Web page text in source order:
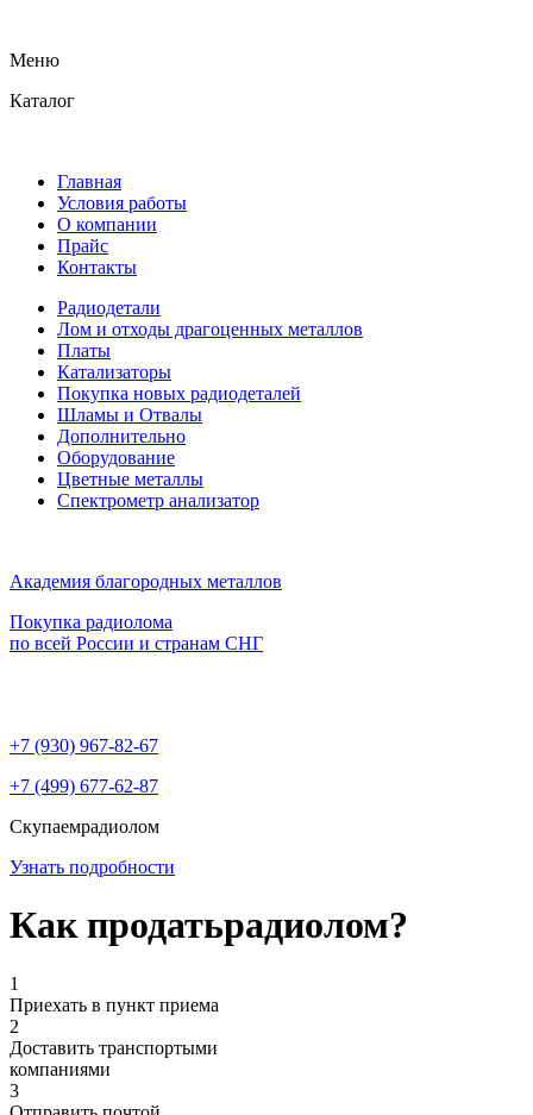
Меню
Каталог
Главная
Условия работы
О компании
Прайс
Контакты
Радиодетали
Лом и отходы драгоценных металлов
Платы
Катализаторы
Покупка новых радиодеталей
Шламы и Отвалы
Дополнительно
Оборудование
Цветные металлы
Спектрометр анализатор
Академия благородных металлов
Покупка радиолома
по всей России и странам СНГ
+7 (930) 967-82-67
+7 (499) 677-62-87
Скупаемрадиолом
Узнать подробности
Как продатьрадиолом?
1
Приехать в пункт приема
2
Доставить транспортыми
компаниями
3